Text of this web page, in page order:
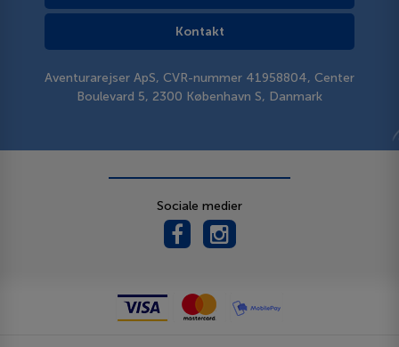
Kontakt
Aventurarejser ApS, CVR-nummer 41958804, Center
Boulevard 5, 2300 København S, Danmark
Sociale medier